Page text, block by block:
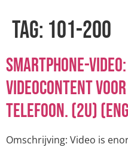
Tag: 101-200
Smartphone-
videocontent
telefoon. (2u)
Omschrijving: Video is